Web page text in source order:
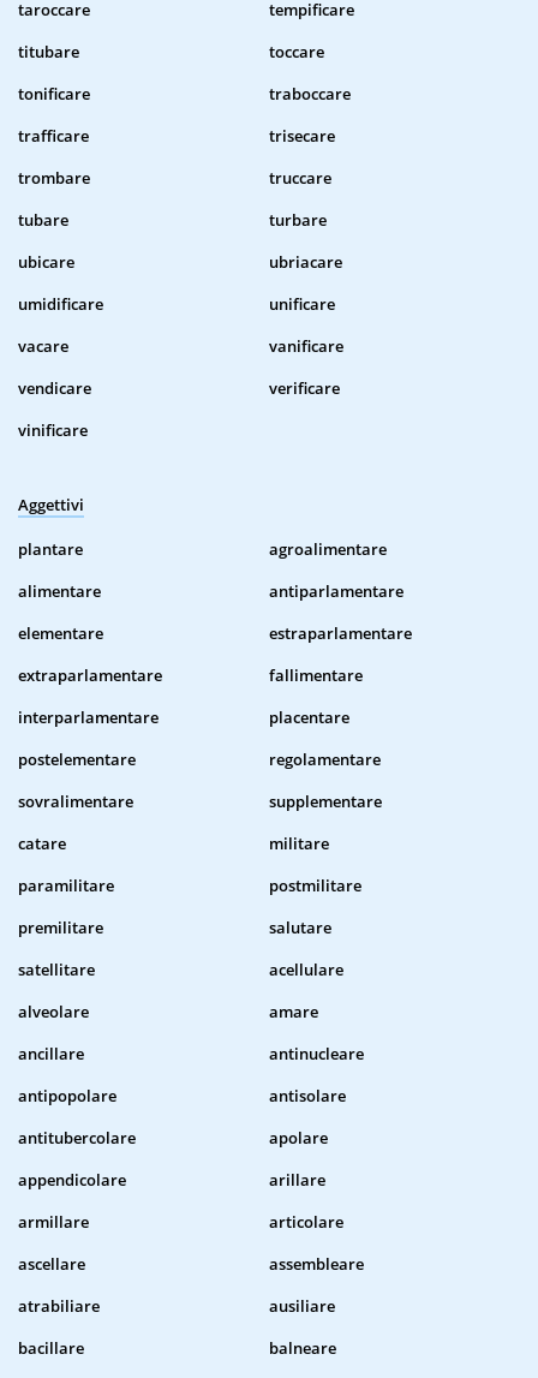
taroccare
tempificare
titubare
toccare
tonificare
traboccare
trafficare
trisecare
trombare
truccare
tubare
turbare
ubicare
ubriacare
umidificare
unificare
vacare
vanificare
vendicare
verificare
vinificare
Aggettivi
plantare
agroalimentare
alimentare
antiparlamentare
elementare
estraparlamentare
extraparlamentare
fallimentare
interparlamentare
placentare
postelementare
regolamentare
sovralimentare
supplementare
catare
militare
paramilitare
postmilitare
premilitare
salutare
satellitare
acellulare
alveolare
amare
ancillare
antinucleare
antipopolare
antisolare
antitubercolare
apolare
appendicolare
arillare
armillare
articolare
ascellare
assembleare
atrabiliare
ausiliare
bacillare
balneare